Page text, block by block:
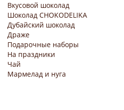
Вкусовой шоколад
Шоколад CHOKODELIKA
Дубайский шоколад
Драже
Подарочные наборы
На праздники
Чай
Мармелад и нуга